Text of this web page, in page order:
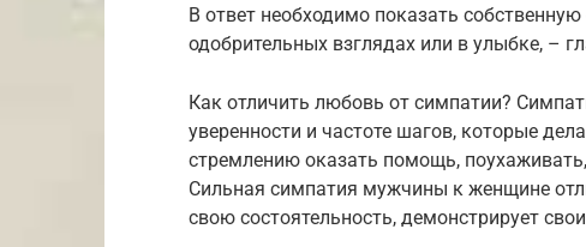
В ответ необходимо показать
одобрительных взглядах или в улыбке, –
Как отличить любовь от симпатии?
уверенности и частоте шагов, которые
стремлению оказать помощь,
Сильная симпатия мужчины к женщине
свою состоятельность, демонстрирует